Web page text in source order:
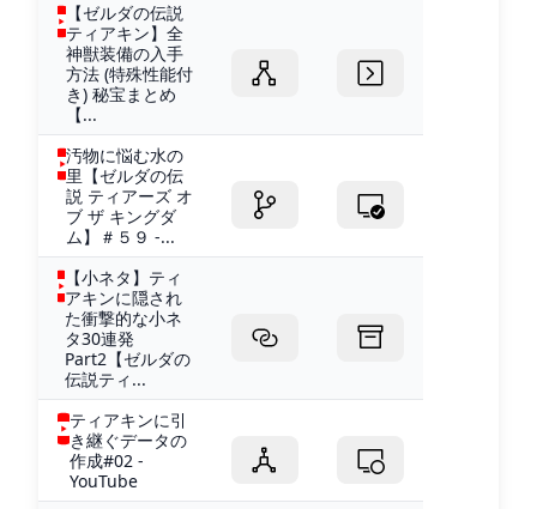
【ゼルダの伝説
ティアキン】全
神獣装備の入手
方法 (特殊性能付
き) 秘宝まとめ
【...
汚物に悩む水の
里【ゼルダの伝
説 ティアーズ オ
ブ ザ キングダ
ム】＃５９ -...
【小ネタ】ティ
アキンに隠され
た衝撃的な小ネ
タ30連発
Part2【ゼルダの
伝説ティ...
ティアキンに引
き継ぐデータの
作成#02 -
YouTube